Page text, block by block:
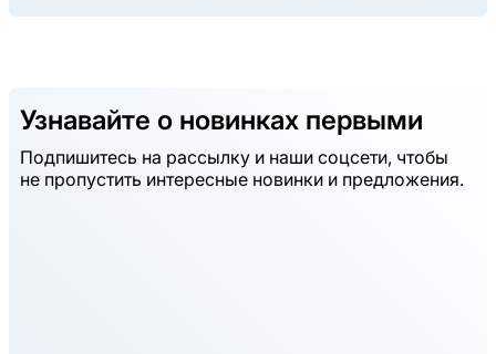
Узнавайте о новинках первыми
Подпишитесь на рассылку и наши соцсети, чтобы
не пропустить интересные новинки и предложения.